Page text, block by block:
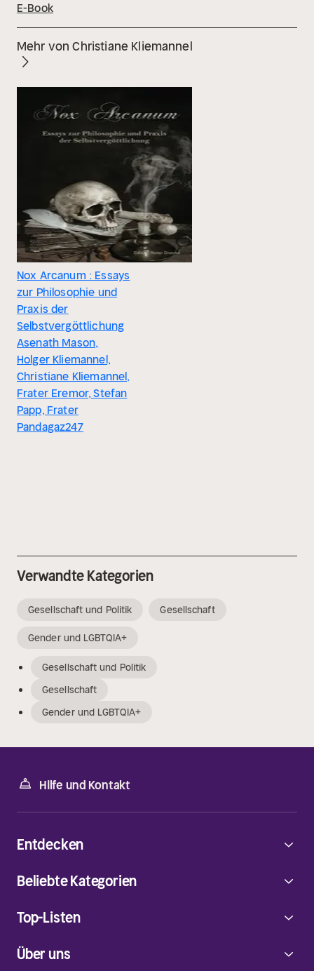
E-Book
Mehr von Christiane Kliemannel
Nox Arcanum : Essays
zur Philosophie und
Praxis der
Selbstvergöttlichung
Asenath Mason,
Holger Kliemannel,
Christiane Kliemannel,
Frater Eremor, Stefan
Papp, Frater
Pandagaz247
Verwandte Kategorien
Gesellschaft und Politik Gesellschaft
Gender und LGBTQIA+
Gesellschaft und Politik
Gesellschaft
Gender und LGBTQIA+
Hilfe und Kontakt
Über uns
Entdecken
Beliebte Kategorien
Top-Listen